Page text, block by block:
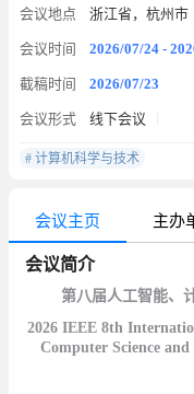
会议地点 浙江省，杭州市
会议时间 2026/07/24 -
截稿时间 2026/07/23
会议形式 线下会议
# 计算机科学与技术
会议主页 主办
会议简介
第八届人工智能、
2026 IEEE 8th
Computer Science